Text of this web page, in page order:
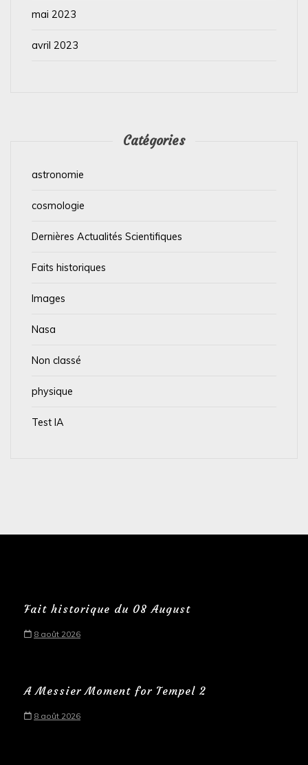
mai 2023
avril 2023
Catégories
astronomie
cosmologie
Dernières Actualités Scientifiques
Faits historiques
Images
Nasa
Non classé
physique
Test IA
Fait historique du 08 August
8 août 2026
A Messier Moment for Tempel 2
8 août 2026